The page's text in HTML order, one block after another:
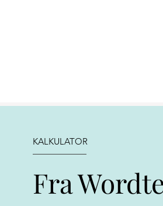
KALKULATOR
Fra